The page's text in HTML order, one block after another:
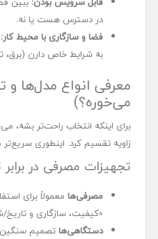
در دسترس هست یا نه.
فضا و سازگاری با محیط کار:
به شرایط خاص دارن (برق،
معرفی انواع مدل‌ها
می‌خوره؟)
برای اینکه انتخاب راحت‌تر بشه،
زاویه تقسیم کرد. اینطوری
تجهیزات مصرفی در
مصرفی‌ها معمولاً برای
«کیفیت، سازگاری و
دستگاهی‌ها تصمیم